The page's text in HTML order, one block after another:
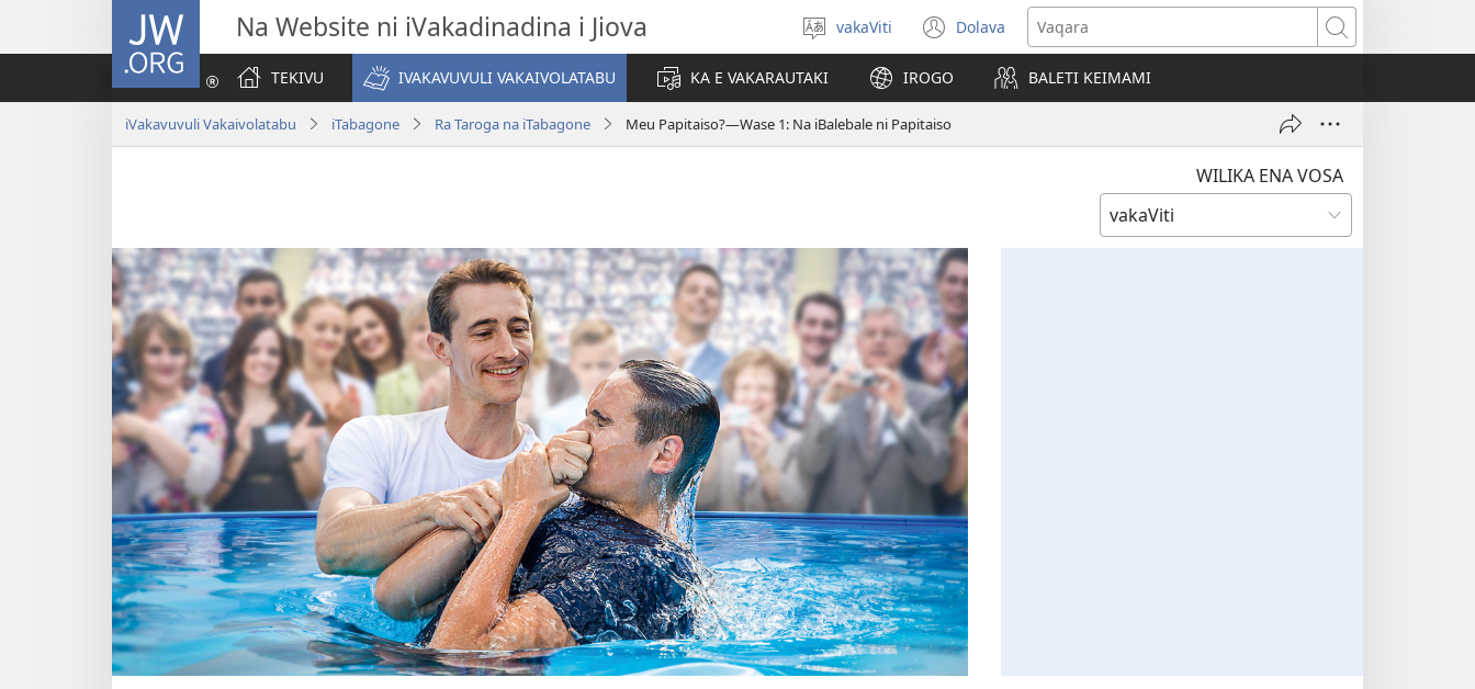
JW.ORG Na Website ni iVakadinadina i Jiova
Digia
na
Vosa
vakaViti Dolava
(opens
new
window)
Vaqara
TEKIVU
IVAKAVUVULI VAKAIVOLATABU KA E VAKARAUTAKI IROGO BALETI KEIMAMI
iVakavuvuli Vakaivolatabu iTabagone Ra Taroga na iTabagone Meu Papitaiso?​—Wase 1: Na iBalebale ni Papitaiso
WILIKA ENA VOSA